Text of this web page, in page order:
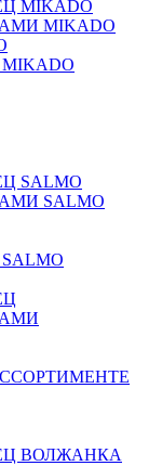
MIKADO
MIKADO
SALMO
SALMO
ВОЛЖАНКА